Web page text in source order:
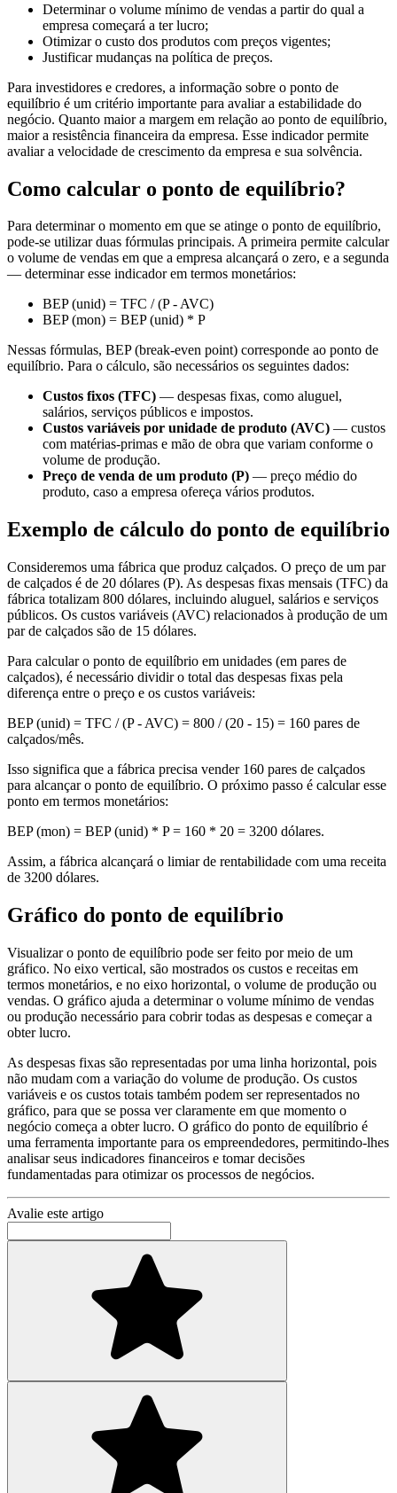
Determinar o volume mínimo de vendas a partir do qual a
empresa começará a ter lucro;
Otimizar o custo dos produtos com preços vigentes;
Justificar mudanças na política de preços.
Para investidores e credores, a informação sobre o ponto de
equilíbrio é um critério importante para avaliar a estabilidade do
negócio. Quanto maior a margem em relação ao ponto de equilíbrio,
maior a resistência financeira da empresa. Esse indicador permite
avaliar a velocidade de crescimento da empresa e sua solvência.
Como calcular o ponto de equilíbrio?
Para determinar o momento em que se atinge o ponto de equilíbrio,
pode-se utilizar duas fórmulas principais. A primeira permite calcular
o volume de vendas em que a empresa alcançará o zero, e a segunda
— determinar esse indicador em termos monetários:
BEP (unid) = TFC / (P - AVC)
BEP (mon) = BEP (unid) * P
Nessas fórmulas, BEP (break-even point) corresponde ao ponto de
equilíbrio. Para o cálculo, são necessários os seguintes dados:
Custos fixos (TFC) — despesas fixas, como aluguel,
salários, serviços públicos e impostos.
Custos variáveis por unidade de produto (AVC) — custos
com matérias-primas e mão de obra que variam conforme o
volume de produção.
Preço de venda de um produto (P) — preço médio do
produto, caso a empresa ofereça vários produtos.
Exemplo de cálculo do ponto de equilíbrio
Consideremos uma fábrica que produz calçados. O preço de um par
de calçados é de 20 dólares (P). As despesas fixas mensais (TFC) da
fábrica totalizam 800 dólares, incluindo aluguel, salários e serviços
públicos. Os custos variáveis (AVC) relacionados à produção de um
par de calçados são de 15 dólares.
Para calcular o ponto de equilíbrio em unidades (em pares de
calçados), é necessário dividir o total das despesas fixas pela
diferença entre o preço e os custos variáveis:
BEP (unid) = TFC / (P - AVC) = 800 / (20 - 15) = 160 pares de
calçados/mês.
Isso significa que a fábrica precisa vender 160 pares de calçados
para alcançar o ponto de equilíbrio. O próximo passo é calcular esse
ponto em termos monetários:
BEP (mon) = BEP (unid) * P = 160 * 20 = 3200 dólares.
Assim, a fábrica alcançará o limiar de rentabilidade com uma receita
de 3200 dólares.
Gráfico do ponto de equilíbrio
Visualizar o ponto de equilíbrio pode ser feito por meio de um
gráfico. No eixo vertical, são mostrados os custos e receitas em
termos monetários, e no eixo horizontal, o volume de produção ou
vendas. O gráfico ajuda a determinar o volume mínimo de vendas
ou produção necessário para cobrir todas as despesas e começar a
obter lucro.
As despesas fixas são representadas por uma linha horizontal, pois
não mudam com a variação do volume de produção. Os custos
variáveis e os custos totais também podem ser representados no
gráfico, para que se possa ver claramente em que momento o
negócio começa a obter lucro. O gráfico do ponto de equilíbrio é
uma ferramenta importante para os empreendedores, permitindo-lhes
analisar seus indicadores financeiros e tomar decisões
fundamentadas para otimizar os processos de negócios.
Avalie este artigo